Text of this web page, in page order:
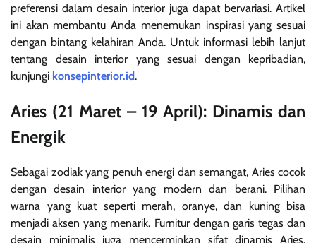
preferensi dalam desain interior juga dapat bervariasi. Artikel
ini akan membantu Anda menemukan inspirasi yang sesuai
dengan bintang kelahiran Anda. Untuk informasi lebih lanjut
tentang desain interior yang sesuai dengan kepribadian,
kunjungi konsepinterior.id.
Aries (21 Maret – 19 April): Dinamis dan
Energik
Sebagai zodiak yang penuh energi dan semangat, Aries cocok
dengan desain interior yang modern dan berani. Pilihan
warna yang kuat seperti merah, oranye, dan kuning bisa
menjadi aksen yang menarik. Furnitur dengan garis tegas dan
desain minimalis juga mencerminkan sifat dinamis Aries.